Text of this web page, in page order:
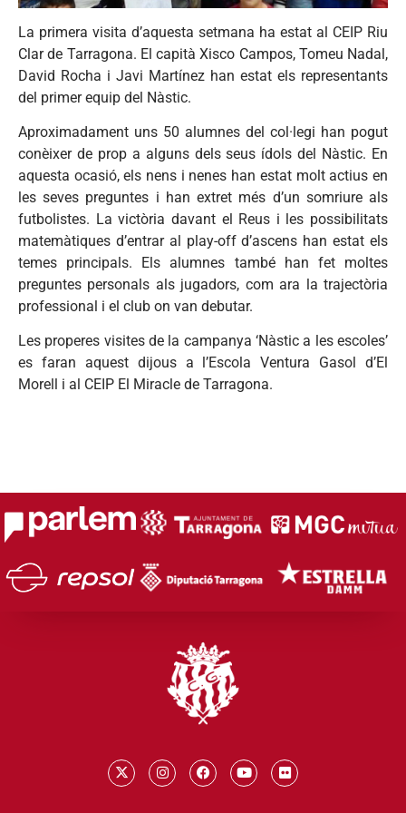
La primera visita d’aquesta setmana ha estat al CEIP Riu
Clar de Tarragona. El capità Xisco Campos, Tomeu Nadal,
David Rocha i Javi Martínez han estat els representants
del primer equip del Nàstic.
Aproximadament uns 50 alumnes del col·legi han pogut
conèixer de prop a alguns dels seus ídols del Nàstic. En
aquesta ocasió, els nens i nenes han estat molt actius en
les seves preguntes i han extret més d’un somriure als
futbolistes. La victòria davant el Reus i les possibilitats
matemàtiques d’entrar al play-off d’ascens han estat els
temes principals. Els alumnes també han fet moltes
preguntes personals als jugadors, com ara la trajectòria
professional i el club on van debutar.
Les properes visites de la campanya ‘Nàstic a les escoles’
es faran aquest dijous a l’Escola Ventura Gasol d’El
Morell i al CEIP El Miracle de Tarragona.